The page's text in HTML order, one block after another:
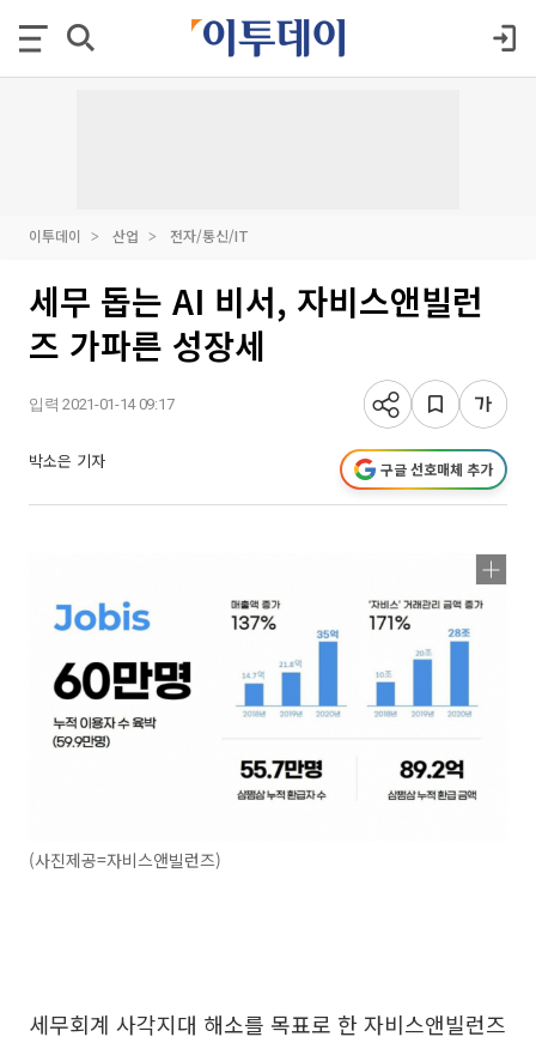
이투데이 산업 전자/통신/IT
세무 돕는 AI 비서, 자비스앤빌런
즈 가파른 성장세
입력 2021-01-14 09:17
박소은 기자 구글 선호매체 추가
(사진제공=자비스앤빌런즈)
세무회계 사각지대 해소를 목표로 한 자비스앤빌런즈